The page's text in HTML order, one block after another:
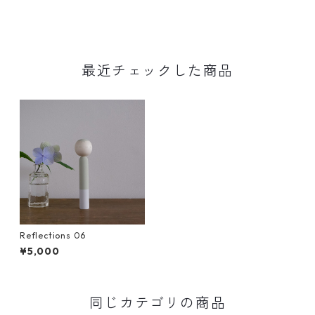
最近チェックした商品
Reflections 06
¥5,000
同じカテゴリの商品